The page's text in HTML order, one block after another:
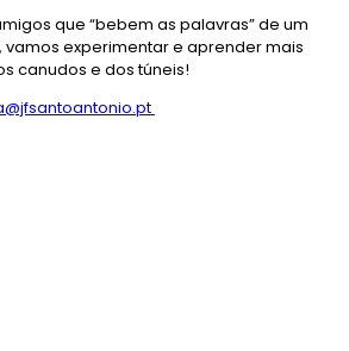
que “bebem as palavras” de um
vamos experimentar e aprender mais
canudos e dos túneis!